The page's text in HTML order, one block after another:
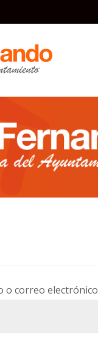
o correo electrónico